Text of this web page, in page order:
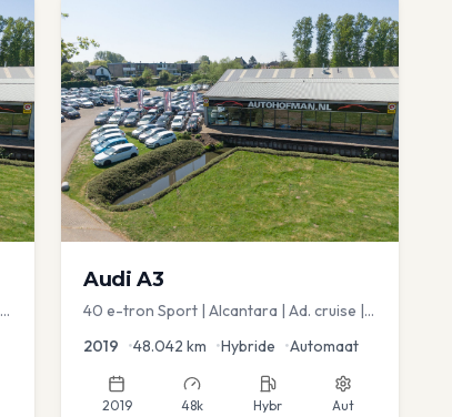
Audi A3
40 e-tron Sport | Alcantara | Ad. cruise |
2019 •48.042 km •Hybride •Automaat
2019 48k Hybr Aut